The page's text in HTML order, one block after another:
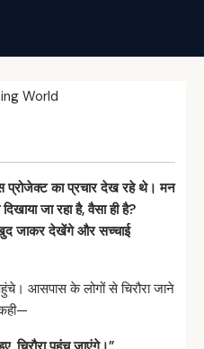
World
प्रोजेक्टकाप्रचारदेखरहेथे।मन
दिखायाजारहाहै,वैसाहीहै?
जाकरदेखेंगेऔरसच्चाई
आसपास के लोगों से चिरौरा जाने